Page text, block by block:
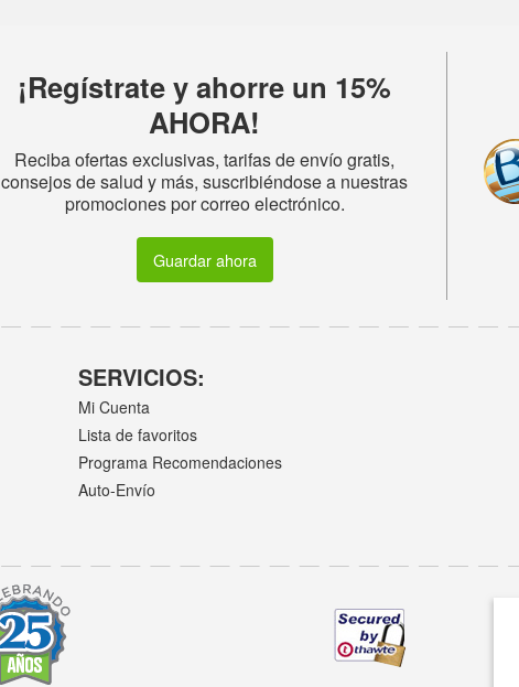
¡Regístrate y ahorre un 15%
AHORA!
Reciba ofertas exclusivas, tarifas de envío gratis,
consejos de salud y más, suscribiéndose a nuestras
promociones por correo electrónico.
Guardar ahora
SERVICIOS:
Mi Cuenta
Lista de favoritos
Programa Recomendaciones
Auto-Envío